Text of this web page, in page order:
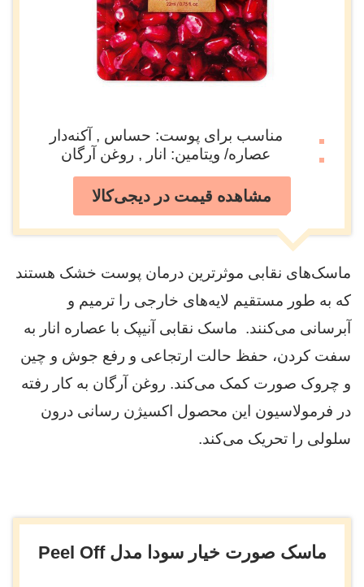
مناسب برای پوست: حساس , آکنه‌دار
عصاره/ ویتامین: انار , روغن آرگان
مشاهده قیمت در دیجی‌کالا
ماسک‌های نقابی موثرترین درمان پوست خشک هستند
که به طور مستقیم لایه‌های خارجی را ترمیم و
آبرسانی می‌کنند. ماسک نقابی آنیپک با عصاره انار به
سفت کردن، حفظ حالت ارتجاعی و رفع جوش و چین
و چروک صورت کمک می‌کند. روغن آرگان به کار رفته
در فرمولاسیون این محصول اکسیژن رسانی درون
سلولی را تحریک می‌کند.
ماسک صورت خیار سودا مدل Peel Off